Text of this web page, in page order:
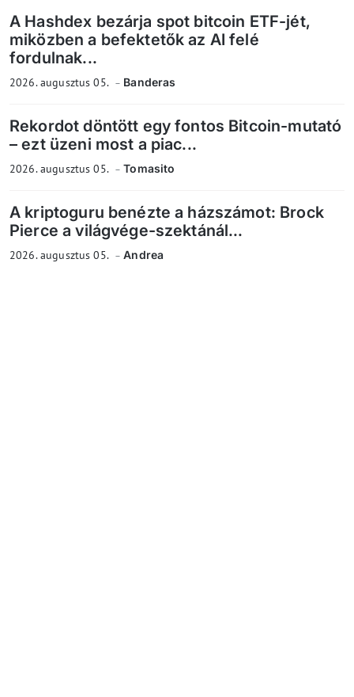
A Hashdex bezárja spot bitcoin ETF-jét,
miközben a befektetők az AI felé
fordulnak...
2026. augusztus 05. Banderas
Rekordot döntött egy fontos Bitcoin-mutató
– ezt üzeni most a piac...
2026. augusztus 05. Tomasito
A kriptoguru benézte a házszámot: Brock
Pierce a világvége-szektánál...
2026. augusztus 05. Andrea